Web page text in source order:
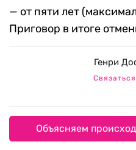
— от пяти лет
Приговор в итоге
Генри
Объясняем